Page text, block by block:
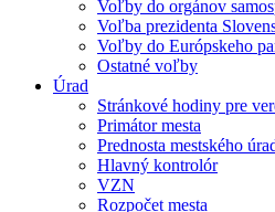
Voľby do orgánov
Voľba prezidenta
Voľby do Európskeho
Ostatné voľby
Úrad
Stránkové hodiny pre
Primátor mesta
Prednosta mestského
Hlavný kontrolór
VZN
Rozpočet mesta